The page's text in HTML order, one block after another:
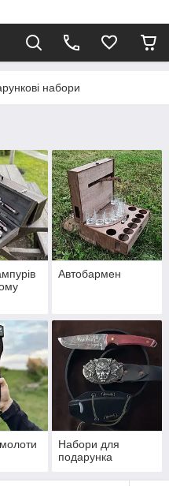
набори
Автобармен
Набори для
подарунка